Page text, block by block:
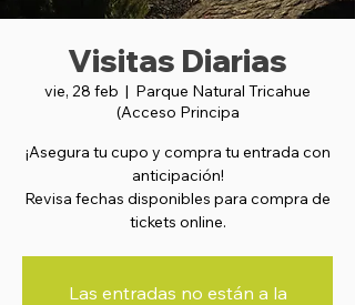
Visitas Diarias
vie, 28 feb
  |
Parque Natural Tricahue
(Acceso Principa
¡Asegura tu cupo y compra tu entrada con
anticipación!
Revisa fechas disponibles para compra de
tickets online.
Las entradas no están a la